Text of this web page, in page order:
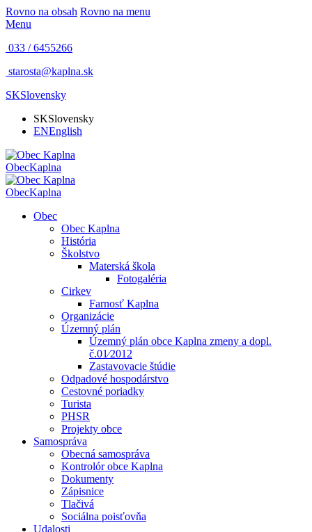
Rovno na obsah Rovno na menu
Menu
033 / 6455266
starosta@kaplna.sk
SKSlovensky
SKSlovensky
ENEnglish
ObecKaplna
ObecKaplna
Obec
Obec Kaplna
História
Školstvo
Materská škola
Fotogaléria
Cirkev
Farnosť Kaplna
Organizácie
Územný plán
Územný plán obce Kaplna zmeny a dopl.
č.01⁄2012
Zastavovacie štúdie
Odpadové hospodárstvo
Cestovné poriadky
Turista
PHSR
Projekty obce
Samospráva
Obecná samospráva
Kontrolór obce Kaplna
Dokumenty
Zápisnice
Tlačivá
Sociálna poisťovňa
Udalosti